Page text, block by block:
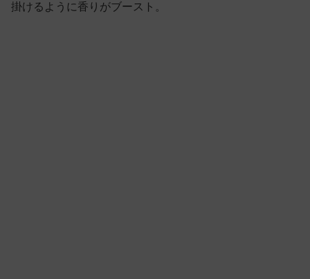
掛けるように香りがブースト。